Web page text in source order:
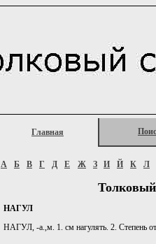
Главная
А Б В Г Д Е Ж З И Й К Л
НАГУЛ
НАГУЛ, -а.,м. 1. см нагулять. 2. Степень